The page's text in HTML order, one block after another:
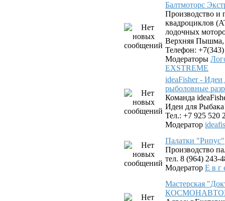
Балтмоторс
Производство и
квадроциклов
лодочных
Верхняя Пышма,
Телефон:
Модераторы
EXSTREME
ideaFisher -
рыболовные
Команда
Идеи для
Тел.: +7 925 520
Модератор
Палатки "Рипус"
Производство
тел. 8 (964) 243-
Модератор Е в г
Мастерская
КОСМОНАВТОВ.